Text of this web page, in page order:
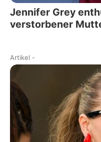
Jennifer Grey
verstorbener
Artikel -